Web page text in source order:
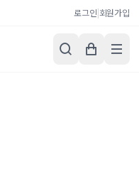
로그인|회원가입